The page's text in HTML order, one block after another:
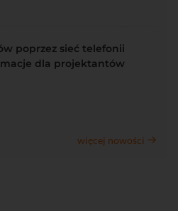
poprzez sieć telefonii
dla projektantów
więcej nowości